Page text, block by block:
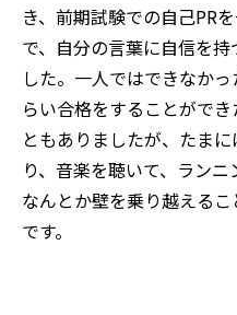
き、前期試験での自己PR
で、自分の言葉に自信を
した。一人ではできなか
らい合格をすることがで
ともありましたが、たま
り、音楽を聴いて、ランニ
なんとか壁を乗り越える
です。